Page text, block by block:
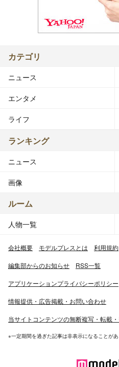
カテゴリ
ニュース
エンタメ
ライフ
ランキング
ニュース
画像
ルーム
人物一覧
会社概要 モデルプレスとは 利用規約
編集部からのお知らせ RSS一覧
アプリケーションプライバシーポリシー
情報提供・広告掲載・お問い合わせ
当サイトコンテンツの無断複写・転載
※一定期間を過ぎた記事は非表示になることが